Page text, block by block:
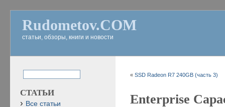
Rudometov.COM
статьи, обзоры, книги и новости
«SSD Radeon R7 240GB (часть 3)
Enterprise
СТАТЬИ
Все статьи